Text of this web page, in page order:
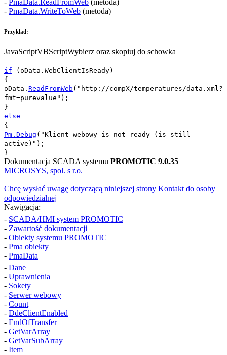
- PmaData.ReadFromWeb (metoda)
- PmaData.WriteToWeb (metoda)
Przykład:
JavaScriptVBScriptWybierz oraz skopiuj do schowka
if ( oData . WebClientIsReady)
{
oData . ReadFromWeb ( "http://compX/temperatures/data.xml?
fmt=purevalue" );
}
else
{
Pm.Debug ( "Klient webowy is not ready (is still
active)" );
}
Dokumentacja SCADA systemu PROMOTIC 9.0.35
MICROSYS, spol. s r.o.
Chcę wysłać uwagę dotyczącą niniejszej strony Kontakt do osoby
odpowiedzialnej
Nawigacja:
- SCADA/HMI system PROMOTIC
- Zawartość dokumentacji
- Obiekty systemu PROMOTIC
- Pma obiekty
- PmaData
- Dane
- Uprawnienia
- Sokety
- Serwer webowy
- Count
- DdeClientEnabled
- EndOfTransfer
- GetVarArray
- GetVarSubArray
- Item